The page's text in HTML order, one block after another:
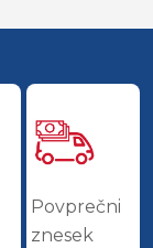
Povprečni
znesek